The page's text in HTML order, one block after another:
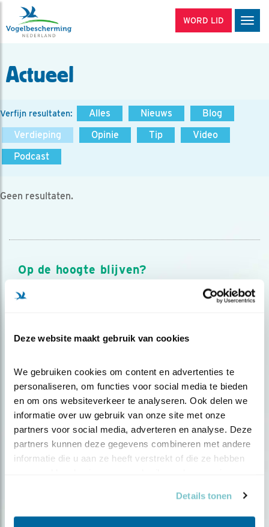
Deze website maakt gebruik van cookies
We gebruiken cookies om content en advertenties te
personaliseren, om functies voor social media te bieden
en om ons websiteverkeer te analyseren. Ook delen we
informatie over uw gebruik van onze site met onze
partners voor social media, adverteren en analyse. Deze
partners kunnen deze gegevens combineren met andere
informatie die u aan ze heeft verstrekt of die ze hebben
Details tonen
WORD LID
Actueel
Verfijn resultaten: Alles Nieuws
Blog
Verdieping
Opinie Tip
Video
Podcast
Geen resultaten.
Op de hoogte blijven?
Meld je aan en ontvang nieuws, inspiratie, acties en tips
over vogels en activiteiten van Vogelbescherming.